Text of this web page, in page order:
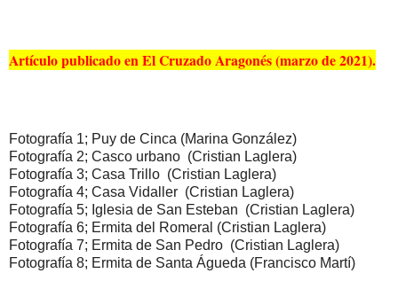
Artículo publicado en El Cruzado Aragonés (marzo de 2021).
Fotografía 1; Puy de Cinca (Marina González)
Fotografía 2; Casco urbano (Cristian Laglera)
Fotografía 3; Casa Trillo (Cristian Laglera)
Fotografía 4; Casa Vidaller (Cristian Laglera)
Fotografía 5; Iglesia de San Esteban (Cristian Laglera)
Fotografía 6; Ermita del Romeral (Cristian Laglera)
Fotografía 7; Ermita de San Pedro (Cristian Laglera)
Fotografía 8; Ermita de Santa Águeda (Francisco Martí)